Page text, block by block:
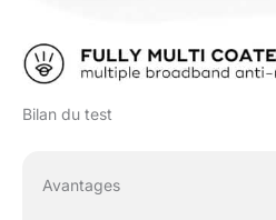
Bilan du test
Avantages